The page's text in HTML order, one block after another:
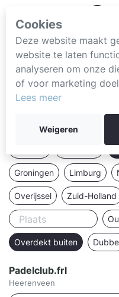
Cookies
Deze website maakt
website te laten
analyseren om onze
of voor marketing
Lees meer
Weigeren
Groningen Limburg
Overijssel Zuid-Holland
Overdekt buiten
Padelclub.frl
Heerenveen